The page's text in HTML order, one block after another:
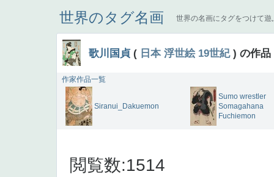
世界のタグ名画 世界の名画にタグをつけて遊
歌川国貞 ( 日本 浮世絵 19世紀) の作品
作家作品一覧
Siranui_Dakuemon
Sumo wrestler
Somagahana
Fuchiemon
閲覧数:1514